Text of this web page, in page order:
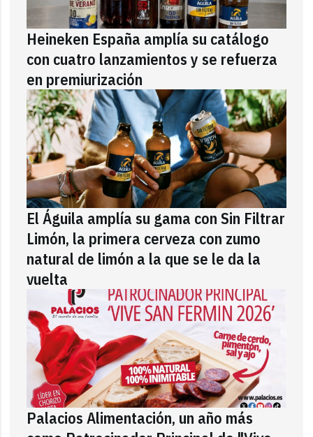
Heineken España amplía su catálogo
con cuatro lanzamientos y se refuerza
en premiurización
El Águila amplía su gama con Sin Filtrar
Limón, la primera cerveza con zumo
natural de limón a la que se le da la
vuelta
Palacios Alimentación, un año más